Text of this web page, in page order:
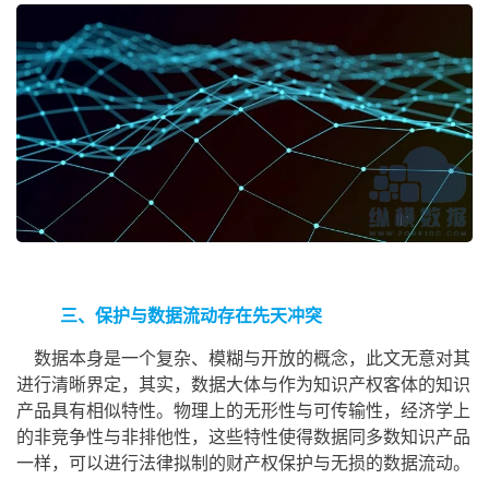
三、保护与数据流动存在先天冲突
数据本身是一个复杂、模糊与开放的概念，此文无意对其
进行清晰界定，其实，数据大体与作为知识产权客体的知识
产品具有相似特性。物理上的无形性与可传输性，经济学上
的非竞争性与非排他性，这些特性使得数据同多数知识产品
一样，可以进行法律拟制的财产权保护与无损的数据流动。